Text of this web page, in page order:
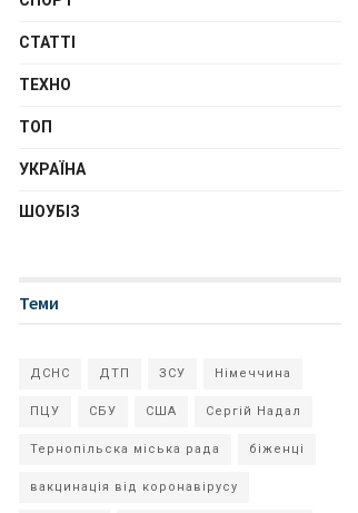
СТАТТІ
ТЕХНО
ТОП
УКРАЇНА
ШОУБІЗ
Теми
ДСНС ДТП ЗСУ Німеччина
ПЦУ СБУ США Сергій Надал
Тернопільска міська рада біженці
вакцинація від коронавірусу